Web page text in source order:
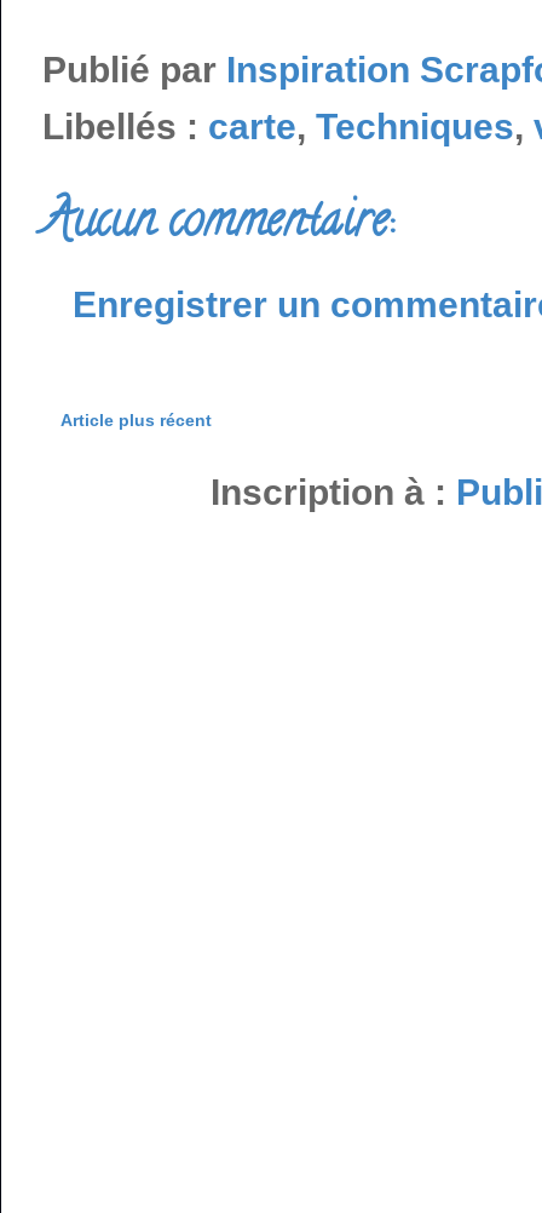
Publié par Inspiration
Libellés : carte, Techniques,
Aucun commentaire:
Enregistrer un
Article plus récent
Inscription à :